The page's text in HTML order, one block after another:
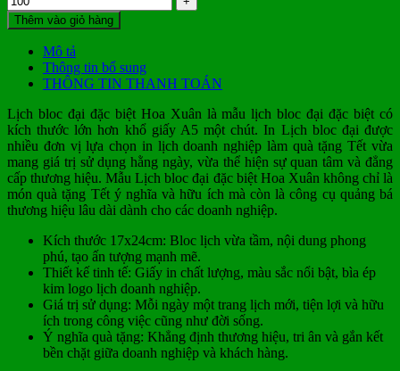
Thêm vào giỏ hàng
Mô tả
Thông tin bổ sung
THÔNG TIN THANH TOÁN
Lịch bloc đại đặc biệt Hoa Xuân là mẫu lịch bloc đại đặc biệt có
kích thước lớn hơn khổ giấy A5 một chút. In Lịch bloc đại được
nhiều đơn vị lựa chọn in lịch doanh nghiệp làm quà tặng Tết vừa
mang giá trị sử dụng hằng ngày, vừa thể hiện sự quan tâm và đẳng
cấp thương hiệu. Mẫu Lịch bloc đại đặc biệt Hoa Xuân không chỉ là
món quà tặng Tết ý nghĩa và hữu ích mà còn là công cụ quảng bá
thương hiệu lâu dài dành cho các doanh nghiệp.
Kích thước 17x24cm: Bloc lịch vừa tầm, nội dung phong
phú, tạo ấn tượng mạnh mẽ.
Thiết kế tinh tế: Giấy in chất lượng, màu sắc nổi bật, bìa ép
kim logo lịch doanh nghiệp.
Giá trị sử dụng: Mỗi ngày một trang lịch mới, tiện lợi và hữu
ích trong công việc cũng như đời sống.
Ý nghĩa quà tặng: Khẳng định thương hiệu, tri ân và gắn kết
bền chặt giữa doanh nghiệp và khách hàng.